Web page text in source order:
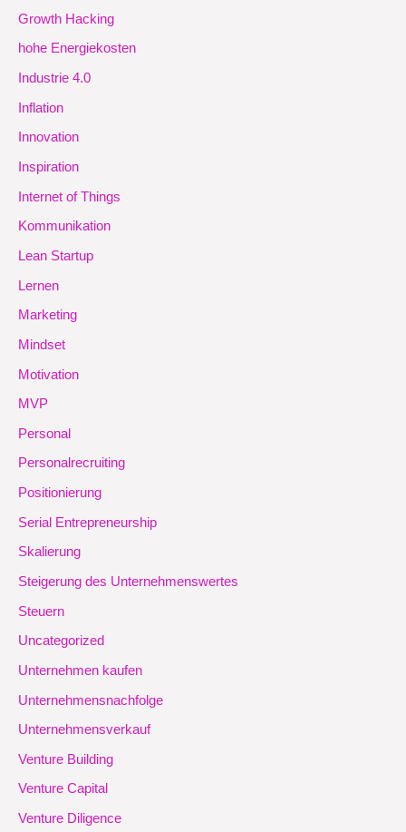
Growth Hacking
hohe Energiekosten
Industrie 4.0
Inflation
Innovation
Inspiration
Internet of Things
Kommunikation
Lean Startup
Lernen
Marketing
Mindset
Motivation
MVP
Personal
Personalrecruiting
Positionierung
Serial Entrepreneurship
Skalierung
Steigerung des Unternehmenswertes
Steuern
Uncategorized
Unternehmen kaufen
Unternehmensnachfolge
Unternehmensverkauf
Venture Building
Venture Capital
Venture Diligence